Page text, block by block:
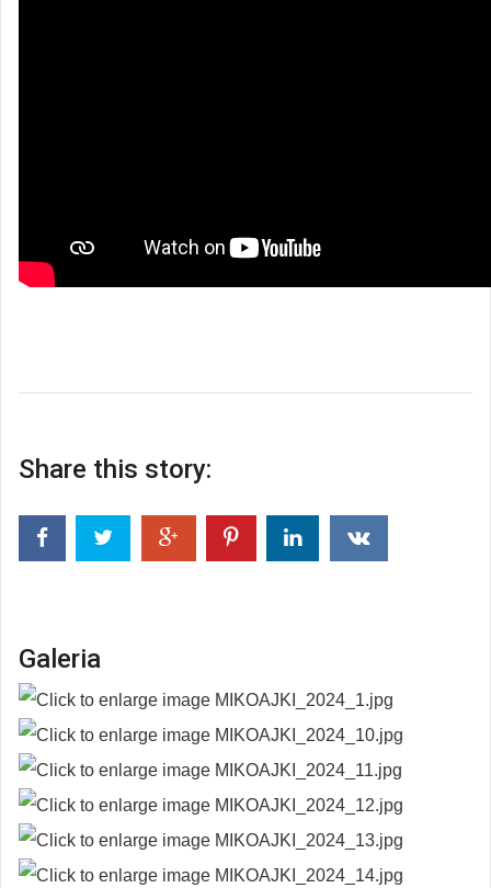
Share this story:
Galeria